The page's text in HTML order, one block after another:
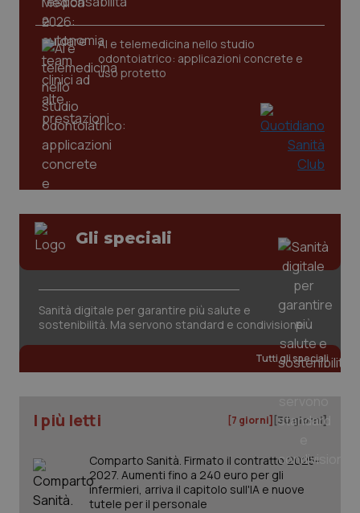
AI e telemedicina nello studio
odontoiatrico: applicazioni concrete e
uso protetto
Gli speciali
Sanità digitale per garantire più salute e
sostenibilità. Ma servono standard e condivisione
Tutti gli speciali
I più letti [7 giorni] [30 giorni]
Comparto Sanità. Firmato il contratto 2025-
2027. Aumenti fino a 240 euro per gli
infermieri, arriva il capitolo sull'IA e nuove
tutele per il personale
tracking-sites-ironfish-
session-id
www.quotidianosanita.it
_ga